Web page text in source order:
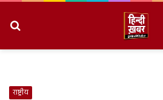
राष्ट्रीय